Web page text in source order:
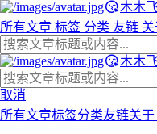
木木
所有文章 标签 分类 友链
木木
取消
所有文章标签分类友链关于